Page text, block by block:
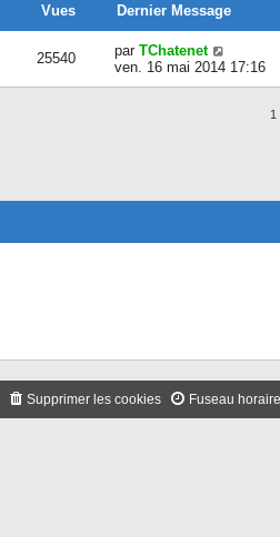
Vues Dernier Message
25540 par TChatenet
ven. 16 mai 2014 17:16
1
Fuseau
Supprimer les cookies